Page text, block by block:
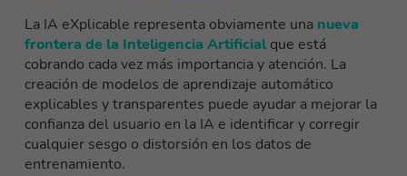
La IA eXplicable representa obviamente una nueva
frontera de la Inteligencia Artificial que está
cobrando cada vez más importancia y atención. La
creación de modelos de aprendizaje automático
explicables y transparentes puede ayudar a mejorar la
confianza del usuario en la IA e identificar y corregir
cualquier sesgo o distorsión en los datos de
entrenamiento.